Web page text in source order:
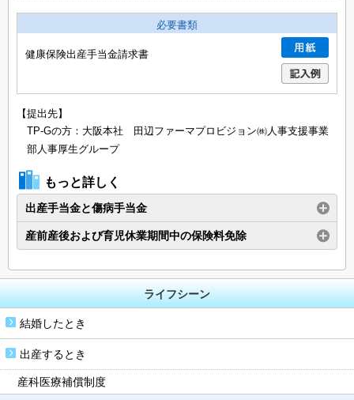
必要書類
健康保険出産手当金請求書
【提出先】
TP-Gの方：大阪本社 田辺ファーマプロビジョン㈱人事支援事業
部人事厚生グループ
もっと詳しく
出産手当金と傷病手当金
産前産後および育児休業期間中の保険料免除
ライフシーン
結婚したとき
出産するとき
産科医療補償制度